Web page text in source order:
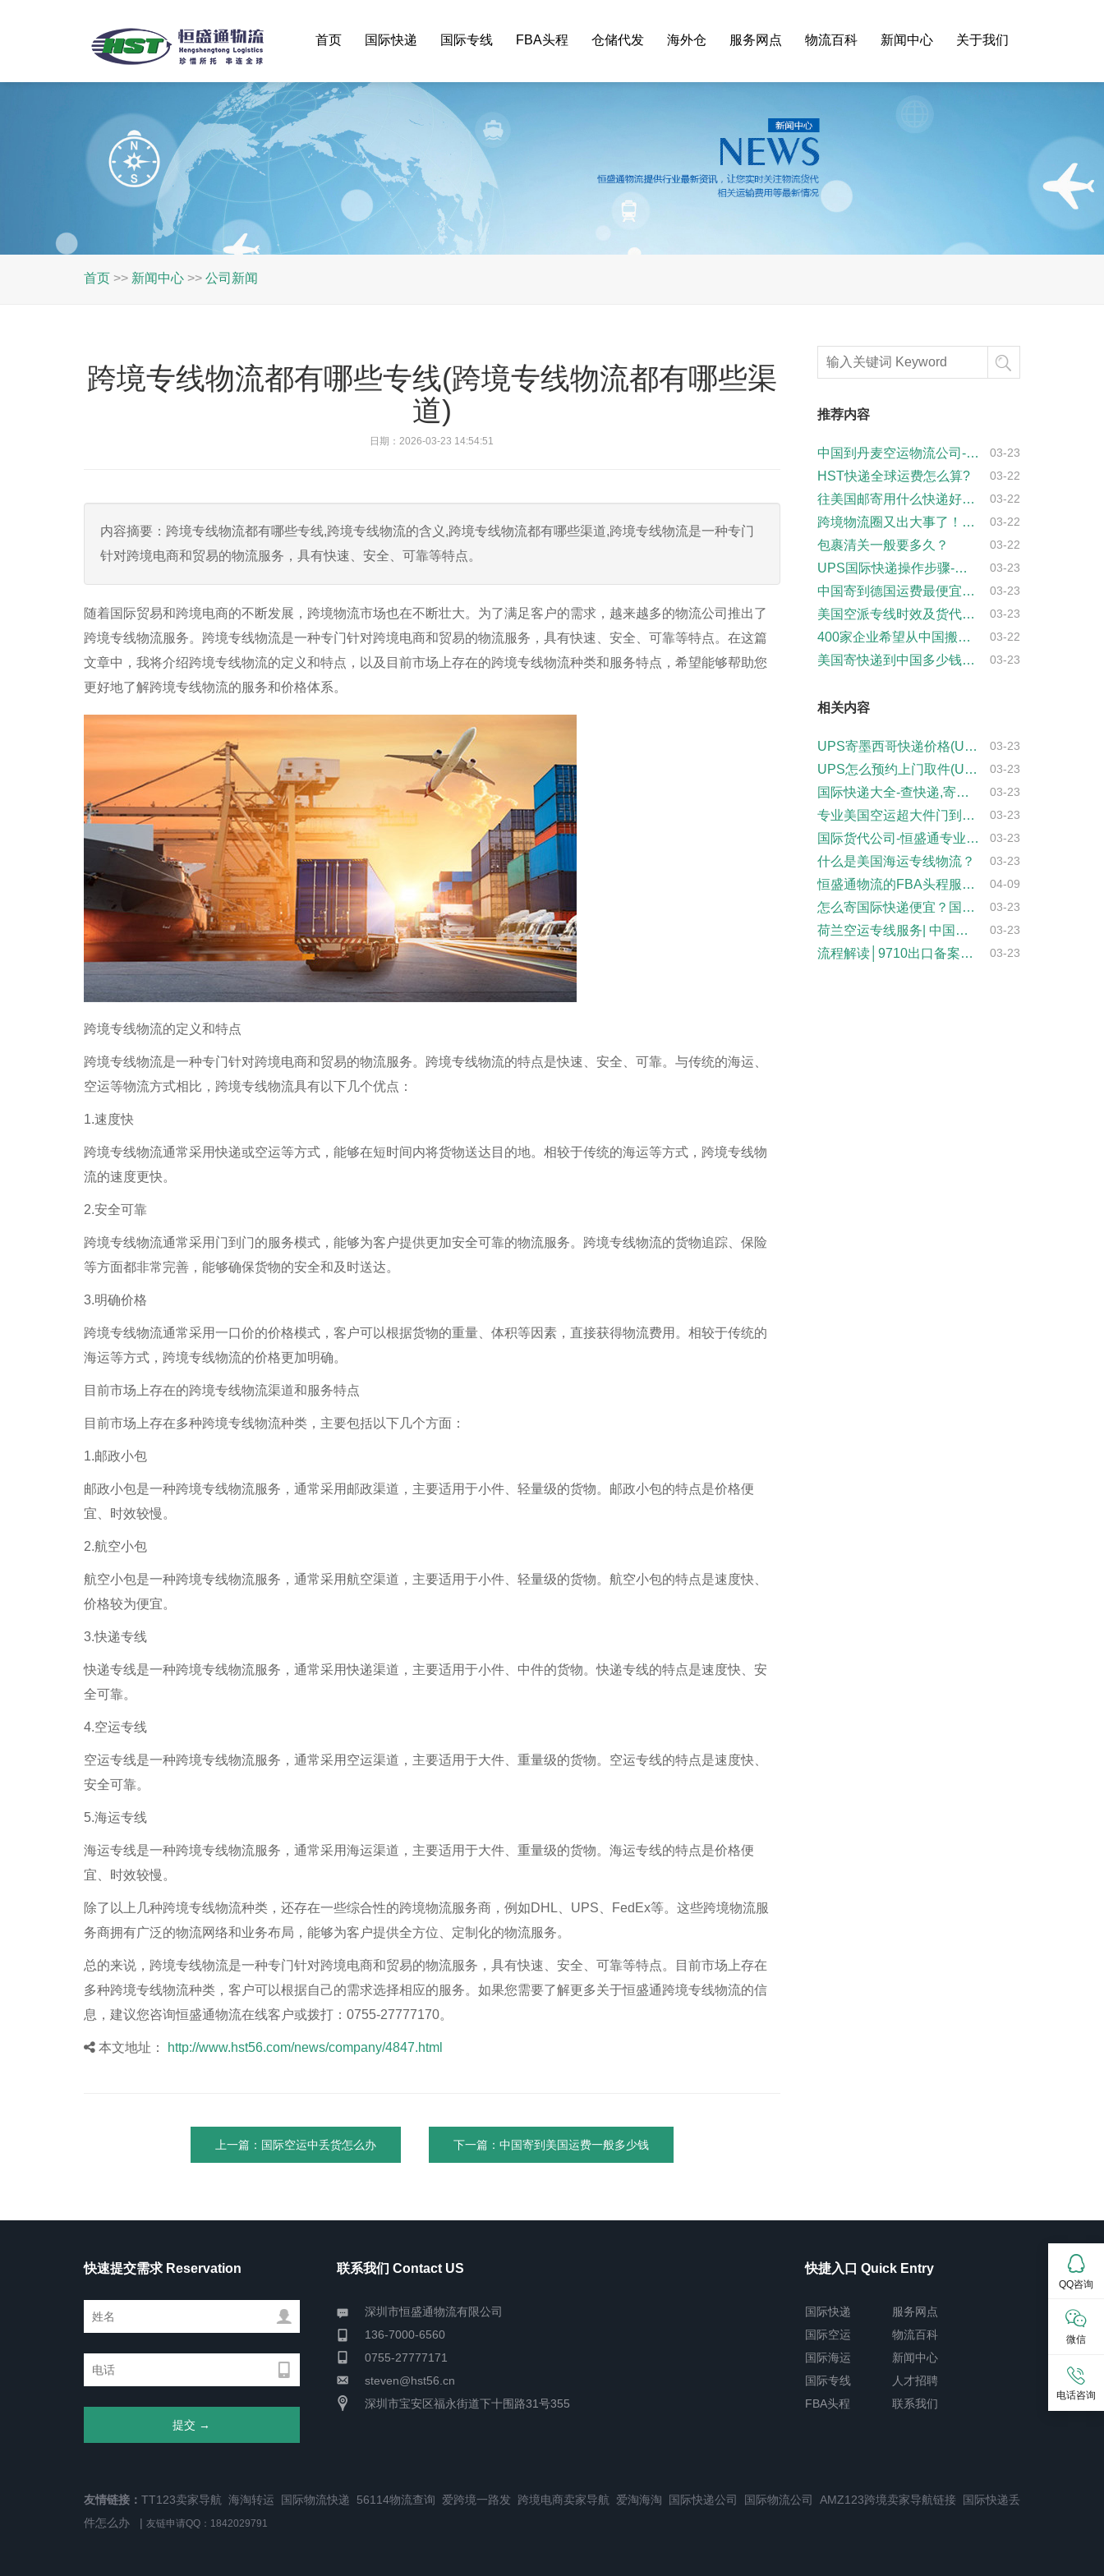
首页 国际快递 国际专线 FBA头程 仓储代发 海外仓 服务网点 物流百科 新闻中心 关于我们
首页 >> 新闻中心 >> 公司新闻
跨境专线物流都有哪些专线(跨境专线物流都有哪些渠
道)
日期：2026-03-23 14:54:51
内容摘要：跨境专线物流都有哪些专线,跨境专线物流的含义,跨境专线物流都有哪些渠道,跨境专线物流是一种专门
针对跨境电商和贸易的物流服务，具有快速、安全、可靠等特点。
随着国际贸易和跨境电商的不断发展，跨境物流市场也在不断壮大。为了满足客户的需求，越来越多的物流公司推出了
跨境专线物流服务。跨境专线物流是一种专门针对跨境电商和贸易的物流服务，具有快速、安全、可靠等特点。在这篇
文章中，我将介绍跨境专线物流的定义和特点，以及目前市场上存在的跨境专线物流种类和服务特点，希望能够帮助您
更好地了解跨境专线物流的服务和价格体系。
跨境专线物流的定义和特点
跨境专线物流是一种专门针对跨境电商和贸易的物流服务。跨境专线物流的特点是快速、安全、可靠。与传统的海运、
空运等物流方式相比，跨境专线物流具有以下几个优点：
1.速度快
跨境专线物流通常采用快递或空运等方式，能够在短时间内将货物送达目的地。相较于传统的海运等方式，跨境专线物
流的速度更快。
2.安全可靠
跨境专线物流通常采用门到门的服务模式，能够为客户提供更加安全可靠的物流服务。跨境专线物流的货物追踪、保险
等方面都非常完善，能够确保货物的安全和及时送达。
3.明确价格
跨境专线物流通常采用一口价的价格模式，客户可以根据货物的重量、体积等因素，直接获得物流费用。相较于传统的
海运等方式，跨境专线物流的价格更加明确。
目前市场上存在的跨境专线物流渠道和服务特点
目前市场上存在多种跨境专线物流种类，主要包括以下几个方面：
1.邮政小包
邮政小包是一种跨境专线物流服务，通常采用邮政渠道，主要适用于小件、轻量级的货物。邮政小包的特点是价格便
宜、时效较慢。
2.航空小包
航空小包是一种跨境专线物流服务，通常采用航空渠道，主要适用于小件、轻量级的货物。航空小包的特点是速度快、
价格较为便宜。
3.快递专线
快递专线是一种跨境专线物流服务，通常采用快递渠道，主要适用于小件、中件的货物。快递专线的特点是速度快、安
全可靠。
4.空运专线
空运专线是一种跨境专线物流服务，通常采用空运渠道，主要适用于大件、重量级的货物。空运专线的特点是速度快、
安全可靠。
5.海运专线
海运专线是一种跨境专线物流服务，通常采用海运渠道，主要适用于大件、重量级的货物。海运专线的特点是价格便
宜、时效较慢。
除了以上几种跨境专线物流种类，还存在一些综合性的跨境物流服务商，例如DHL、UPS、FedEx等。这些跨境物流服
务商拥有广泛的物流网络和业务布局，能够为客户提供全方位、定制化的物流服务。
总的来说，跨境专线物流是一种专门针对跨境电商和贸易的物流服务，具有快速、安全、可靠等特点。目前市场上存在
多种跨境专线物流种类，客户可以根据自己的需求选择相应的服务。如果您需要了解更多关于恒盛通跨境专线物流的信
息，建议您咨询恒盛通物流在线客户或拨打：0755-27777170。
本文地址： http://www.hst56.com/news/company/4847.html
上一篇：国际空运中丢货怎么办 下一篇：中国寄到美国运费一般多少钱
推荐内容
中国到丹麦空运物流公司-专业快捷的物流服··· 03-23
HST快递全球运费怎么算? 03-22
往美国邮寄用什么快递好？-专业快递服务推··· 03-22
跨境物流圈又出大事了！事发地在欧洲 03-22
包裹清关一般要多久？ 03-22
UPS国际快递操作步骤-详细指南 03-23
中国寄到德国运费最便宜的是什么快递公司 03-23
美国空派专线时效及货代选择攻略 03-23
400家企业希望从中国搬到墨西哥，墨西哥··· 03-22
美国寄快递到中国多少钱？-最新价格查询 03-23
相关内容
UPS寄墨西哥快递价格(UPS发墨西哥多··· 03-23
UPS怎么预约上门取件(UPS如何在线预··· 03-23
国际快递大全-查快递,寄快递,找恒盛通物··· 03-23
专业美国空运超大件门到门快递 03-23
国际货代公司-恒盛通专业的全球物流解决方··· 03-23
什么是美国海运专线物流？ 03-23
恒盛通物流的FBA头程服务的运输时效怎么··· 04-09
怎么寄国际快递便宜？国际快递寄件指南 03-23
荷兰空运专线服务| 中国到荷兰快递| 中··· 03-23
流程解读│9710出口备案、申报、退税全··· 03-23
快速提交需求 Reservation 联系我们 Contact US
深圳市恒盛通物流有限公司
136-7000-6560
0755-27777171
steven@hst56.cn
深圳市宝安区福永街道下十围路31号355
快捷入口 Quick Entry
国际快递
国际空运
国际海运
国际专线
FBA头程
服务网点
物流百科
新闻中心
人才招聘
联系我们
友情链接： TT123卖家导航 海淘转运 国际物流快递 56114物流查询 爱跨境一路发 跨境电商卖家导航 爱淘海淘 国际快递公司 国际物流公司 AMZ123跨境卖家导航链接
国际快递丢
件怎么办 | 友链申请QQ：1842029791
QQ咨询
微信
电话咨询